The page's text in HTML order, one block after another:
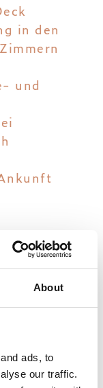
About
ads, to
our traffic.
in den
und
|